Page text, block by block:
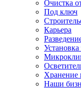
Очистка
Под ключ
Карьера
Хранение
Наши